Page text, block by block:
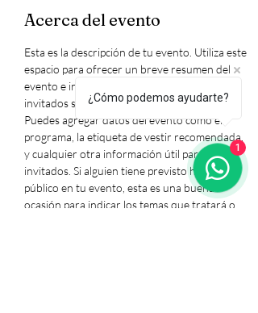
Acerca del evento
Esta es la descripción de tu evento. Utiliza este
espacio para ofrecer un breve resumen del
evento e información adicional para que tus
invitados sepan lo que les espera.
Puedes agregar datos del evento como el
programa, la etiqueta de vestir recomendada,
y cualquier otra información útil para los
invitados. Si alguien tiene previsto hablar en
público en tu evento, esta es una buena
ocasión para indicar los temas que tratará o
¿Cómo podemos ayudarte?
1